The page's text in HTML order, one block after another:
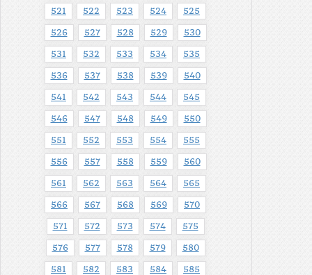
521 522 523 524 525
526 527 528 529 530
531 532 533 534 535
536 537 538 539 540
541 542 543 544 545
546 547 548 549 550
551 552 553 554 555
556 557 558 559 560
561 562 563 564 565
566 567 568 569 570
571 572 573 574 575
576 577 578 579 580
581 582 583 584 585